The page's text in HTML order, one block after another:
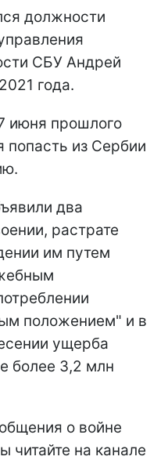
должности
СБУ Андрей
года.
июня прошлого
попасть из Сербии
два
растрате
им путем
положением" и в
ущерба
более 3,2 млн
о войне
читайте на канале